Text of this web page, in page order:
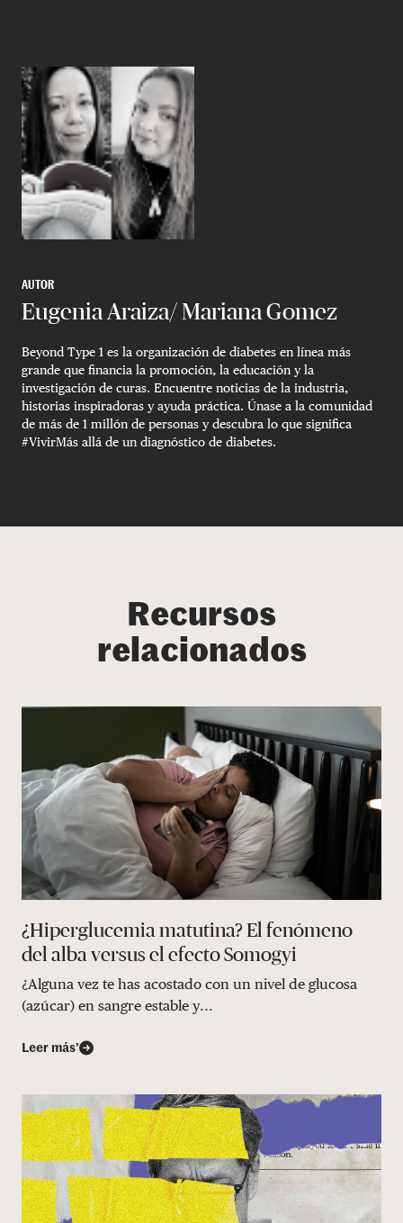
AUTOR
Eugenia Araiza/ Mariana Gomez
Beyond Type 1 es la organización de diabetes en línea más
grande que financia la promoción, la educación y la
investigación de curas. Encuentre noticias de la industria,
historias inspiradoras y ayuda práctica. Únase a la comunidad
de más de 1 millón de personas y descubra lo que significa
#VivirMás allá de un diagnóstico de diabetes.
Recursos
relacionados
¿Hiperglucemia matutina? El fenómeno
del alba versus el efecto Somogyi
¿Alguna vez te has acostado con un nivel de glucosa
(azúcar) en sangre estable y...
Leer más’